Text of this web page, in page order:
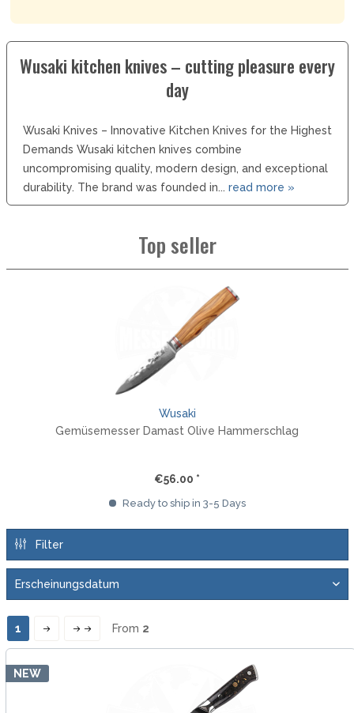
Wusaki kitchen knives – cutting pleasure every
day
Wusaki Knives – Innovative Kitchen Knives for the Highest
Demands Wusaki kitchen knives combine
uncompromising quality, modern design, and exceptional
durability. The brand was founded in... read more »
Top seller
Wusaki
Gemüsemesser Damast Olive Hammerschlag
€56.00 *
Ready to ship in 3-5 Days
Filter
1 From 2
NEW